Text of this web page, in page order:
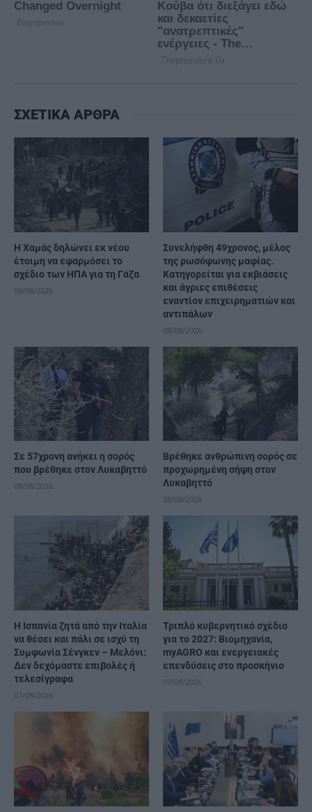
ΣΧΕΤΙΚΑ ΑΡΘΡΑ
Η Χαμάς δηλώνει εκ νέου
έτοιμη να εφαρμόσει το
σχέδιο των ΗΠΑ για τη Γάζα
08/08/2026
Συνελήφθη 49χρονος, μέλος
της ρωσόφωνης μαφίας.
Κατηγορείται για εκβιάσεις
και άγριες επιθέσεις
εναντίον επιχειρηματιών και
αντιπάλων
08/08/2026
Σε 57χρονη ανήκει η σορός
που βρέθηκε στον Λυκαβηττό
08/08/2026
Βρέθηκε ανθρώπινη σορός σε
προχωρημένη σήψη στον
Λυκαβηττό
08/08/2026
H Ισπανία ζητά από την Ιταλία
να θέσει και πάλι σε ισχύ τη
Συμφωνία Σένγκεν – Μελόνι:
Δεν δεχόμαστε επιβολές ή
τελεσίγραφα
07/08/2026
Τριπλό κυβερνητικό σχέδιο
για το 2027: Βιομηχανία,
myAGRO και ενεργειακές
επενδύσεις στο προσκήνιο
07/08/2026